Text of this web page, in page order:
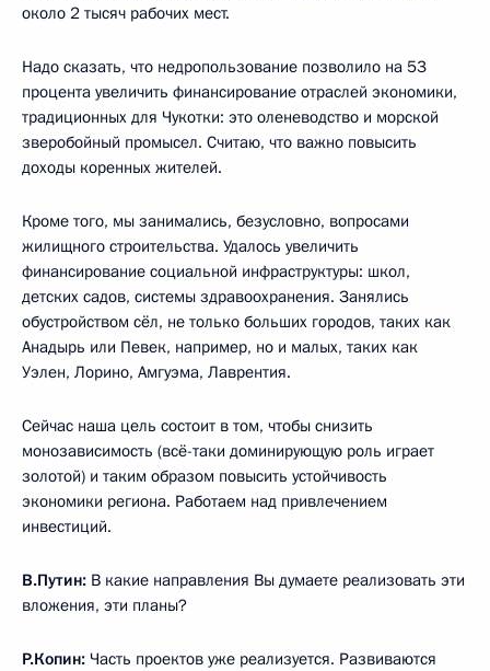
около 2 тысяч рабочих мест.
Надо сказать, что недропользование позволило на 53
процента увеличить финансирование отраслей экономики,
традиционных для Чукотки: это оленеводство и морской
зверобойный промысел. Считаю, что важно повысить
доходы коренных жителей.
Кроме того, мы занимались, безусловно, вопросами
жилищного строительства. Удалось увеличить
финансирование социальной инфраструктуры: школ,
детских садов, системы здравоохранения. Занялись
обустройством сёл, не только больших городов, таких как
Анадырь или Певек, например, но и малых, таких как
Уэлен, Лорино, Амгуэма, Лаврентия.
Сейчас наша цель состоит в том, чтобы снизить
монозависимость (всё-таки доминирующую роль играет
золотой) и таким образом повысить устойчивость
экономики региона. Работаем над привлечением
инвестиций.
В.Путин: В какие направления Вы думаете реализовать эти
вложения, эти планы?
Р.Копин: Часть проектов уже реализуется. Развиваются